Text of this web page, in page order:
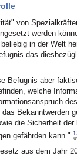
von
werden
in der Welt
das
Befugnis aber
welche
Bekanntwerden
die Sicherheit der
gefährden kann."
aus dem Jahr